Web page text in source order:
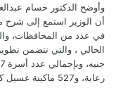
وأوضح الدكتور حسام
أن الوزير استمع إلى شرح
في عدد من المحافظات،
رعاية، و527 ماكينة غسيل كلوي، و441 حضانة و96 غرفة عمليات.